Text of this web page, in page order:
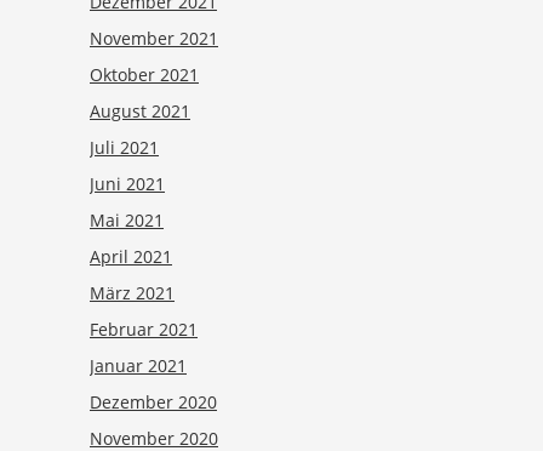
November 2021
Oktober 2021
August 2021
Juli 2021
Juni 2021
Mai 2021
April 2021
März 2021
Februar 2021
Januar 2021
Dezember 2020
November 2020